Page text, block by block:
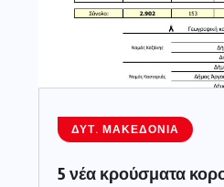
ΔΥΤ. ΜΑΚΕΔΟΝΊΑ
5 νέα κρούσματα